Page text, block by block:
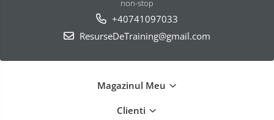
non-stop
+40741097033
ResurseDeTraining@gmail.com
Magazinul Meu
Clienti